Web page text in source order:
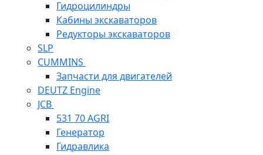
Гидроцилиндры
Кабины экскаваторов
Редукторы экскаваторов
SLP
CUMMINS
Запчасти для двигателей
DEUTZ Engine
JCB
531 70 AGRI
Генератор
Гидравлика